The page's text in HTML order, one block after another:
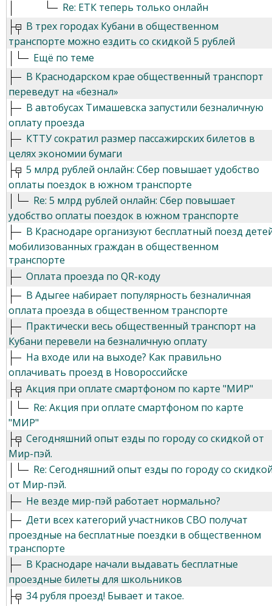
Re: ЕТК теперь только онлайн
В трех городах Кубани в общественном
транспорте можно ездить со скидкой 5 рублей
Ещё по теме
В Краснодарском крае общественный транспорт
переведут на «безнал»
В автобусах Тимашевска запустили безналичную
оплату проезда
КТТУ сократил размер пассажирских билетов в
целях экономии бумаги
5 млрд рублей онлайн: Сбер повышает удобство
оплаты поездок в южном транспорте
Re: 5 млрд рублей онлайн: Сбер повышает
удобство оплаты поездок в южном транспорте
В Краснодаре организуют бесплатный поезд
мобилизованных граждан в общественном
транспорте
Оплата проезда по QR-коду
В Адыгее набирает популярность безналичная
оплата проезда в общественном транспорте
Практически весь общественный транспорт на
Кубани перевели на безналичную оплату
На входе или на выходе? Как правильно
оплачивать проезд в Новороссийске
Акция при оплате смартфоном по карте "МИР"
Re: Акция при оплате смартфоном по карте
"МИР"
Сегодняшний опыт езды по городу со скидкой от
Мир-пэй.
Re: Сегодняшний опыт езды по городу со
от Мир-пэй.
Не везде мир-пэй работает нормально?
Дети всех категорий участников СВО получат
проездные на бесплатные поездки в общественном
транспорте
В Краснодаре начали выдавать бесплатные
проездные билеты для школьников
34 рубля проезд! Бывает и такое.